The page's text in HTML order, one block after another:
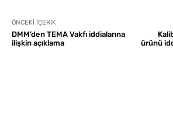
ÖNCEKI İÇERIK
DMM’den TEMA Vakfı iddialarına
ilişkin açıklama
ürünü